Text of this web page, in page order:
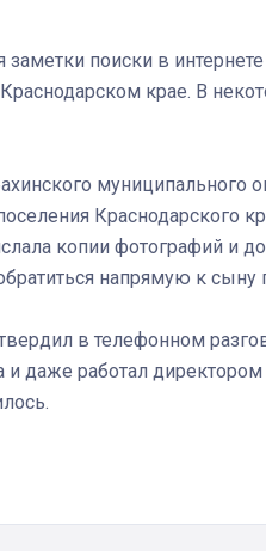
заметки поиски в
крае. В
муниципального
Краснодарского
копии фотографий и
напрямую к сыну
в телефонном
и даже работал